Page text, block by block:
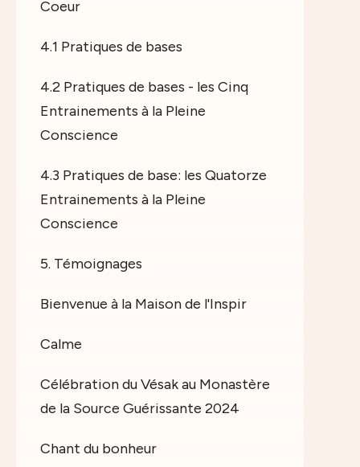
Coeur
4.1 Pratiques de bases
4.2 Pratiques de bases - les Cinq
Entrainements à la Pleine
Conscience
4.3 Pratiques de base: les Quatorze
Entrainements à la Pleine
Conscience
5. Témoignages
Bienvenue à la Maison de l'Inspir
Calme
Célébration du Vésak au Monastère
de la Source Guérissante 2024
Chant du bonheur